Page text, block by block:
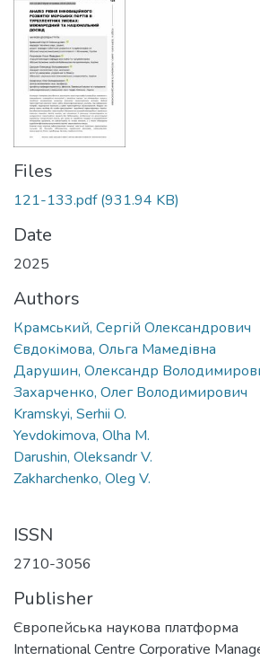
Files
121-133.pdf(931.94 KB)
Date
2025
Authors
Крамський, Сергій Олександрович
Євдокімова, Ольга Мамедівна
Дарушин, Олександр
Захарченко, Олег Володимирович
Kramskyi, Serhii O.
Yevdokimova, Olha M.
Darushin, Oleksandr V.
Zakharchenko, Oleg V.
ISSN
2710-3056
Publisher
Європейська наукова платформа
International Centre Corporative